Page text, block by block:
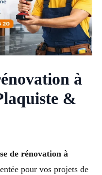
à
&
de rénovation à
pour vos projets de